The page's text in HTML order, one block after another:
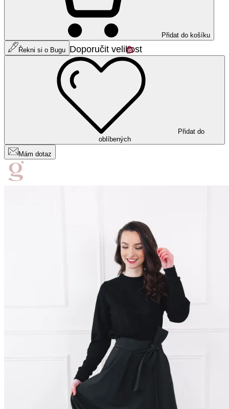
Přidat do košíku
Řekni si o Bugu Doporučit velikost
Přidat do
oblíbených
Mám dotaz